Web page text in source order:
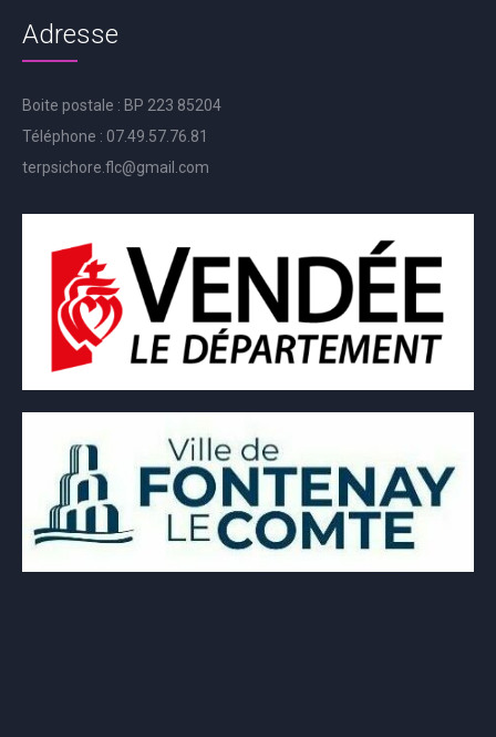
Adresse
Boite postale : BP 223 85204
Téléphone : 07.49.57.76.81
terpsichore.flc@gmail.com